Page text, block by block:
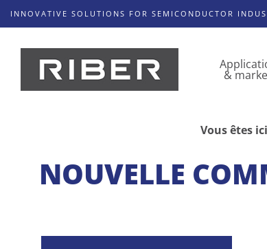
INNOVATIVE SOLUTIONS FOR SEMICONDUCTOR
&
Vous êtes
NOUVELLE